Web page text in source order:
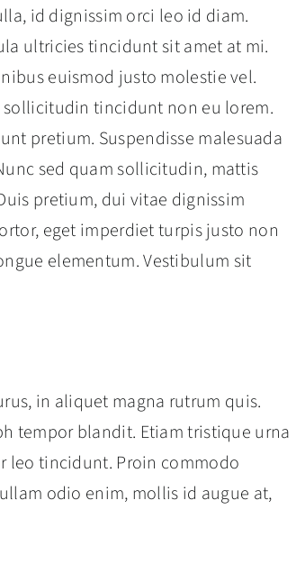
id dignissim orci leo id diam.
ultricies tincidunt sit amet at mi.
euismod justo molestie vel.
tincidunt non eu lorem.
pretium. Suspendisse malesuada
sed quam sollicitudin, mattis
pretium, dui vitae dignissim
eget imperdiet turpis justo non
elementum. Vestibulum sit
in aliquet magna rutrum quis.
tempor blandit. Etiam tristique urna
leo tincidunt. Proin commodo
odio enim, mollis id augue at,